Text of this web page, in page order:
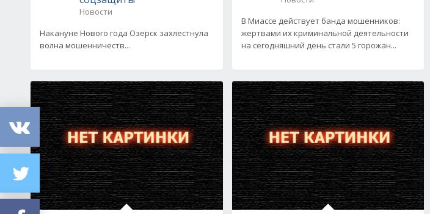
Новости
Накануне Нового года Озерск захлестнула
волна мошенничеств...
В Миассе действует банда мошенников:
жертвами их криминальной деятельности
на сегодняшний день стали 5 горожан...